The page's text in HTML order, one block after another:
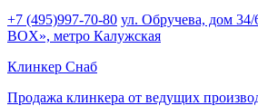
+7 (495)997-70-80 ул. Обручева, дом
BOX», метро Калужская
Клинкер Снаб
Продажа клинкера от ведущих